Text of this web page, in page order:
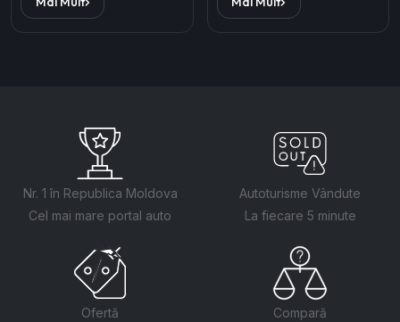
Nr. 1 în Republica Moldova
Cel mai mare portal auto
Autoturisme Vândute
La fiecare 5 minute
Ofertă
Compară